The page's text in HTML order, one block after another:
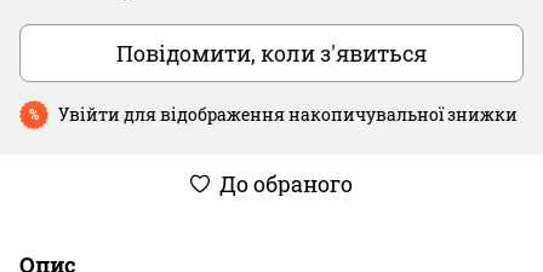
Повідомити, коли з'явиться
% Увійти для відображення накопичувальної знижки
До обраного
Опис